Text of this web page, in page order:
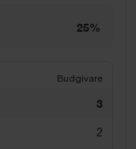
25%
Budgivare
3
2